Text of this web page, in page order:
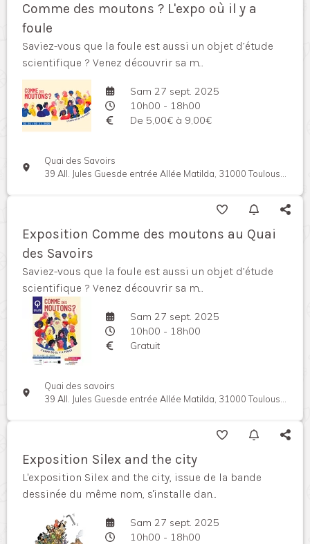
Comme des moutons ? L'expo où il y a
foule
Saviez-vous que la foule est aussi un objet d’étude
scientifique ? Venez découvrir sa m...
Sam 27 sept. 2025
10h00 - 18h00
De 5,00€ à 9,00€
Quai des Savoirs
39 All. Jules Guesde entrée Allée Matilda, 31000 Toulouse, France
Exposition Comme des moutons au Quai
des Savoirs
Saviez-vous que la foule est aussi un objet d’étude
scientifique ? Venez découvrir sa m...
Sam 27 sept. 2025
10h00 - 18h00
Gratuit
Quai des savoirs
39 All. Jules Guesde entrée Allée Matilda, 31000 Toulouse, France
Exposition Silex and the city
L'exposition Silex and the city, issue de la bande
dessinée du même nom, s'installe dan...
Sam 27 sept. 2025
10h00 - 18h00